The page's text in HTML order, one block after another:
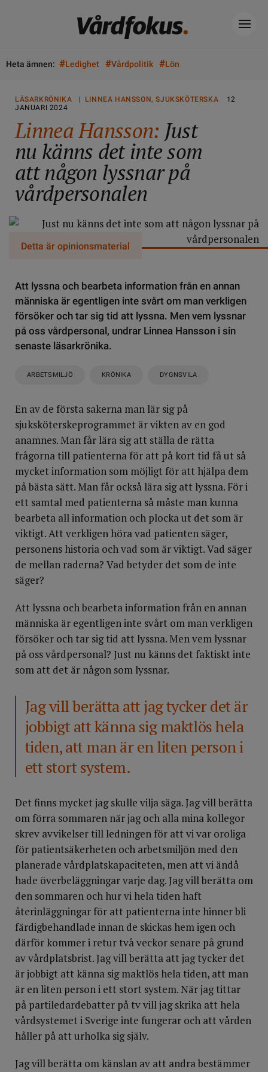
Heta ämnen: #Ledighet #Vårdpolitik #Lön
LÄSARKRÖNIKA | LINNEA HANSSON, SJUKSKÖTERSKA
12
JANUARI 2024
Linnea Hansson: Just
nu känns det inte som
att någon lyssnar på
vårdpersonalen
Detta är opinionsmaterial
Att lyssna och bearbeta information från en annan
människa är egentligen inte svårt om man verkligen
försöker och tar sig tid att lyssna. Men vem lyssnar
på oss vårdpersonal, undrar Linnea Hansson i sin
senaste läsarkrönika.
ARBETSMILJÖ KRÖNIKA DYGNSVILA
En av de första sakerna man lär sig på
sjuksköterskeprogrammet är vikten av en god
anamnes. Man får lära sig att ställa de rätta
frågorna till patienterna för att på kort tid få ut så
mycket information som möjligt för att hjälpa dem
på bästa sätt. Man får också lära sig att lyssna. För i
ett samtal med patienterna så måste man kunna
bearbeta all information och plocka ut det som är
viktigt. Att verkligen höra vad patienten säger,
personens historia och vad som är viktigt. Vad säger
de mellan raderna? Vad betyder det som de inte
säger?
Att lyssna och bearbeta information från en annan
människa är egentligen inte svårt om man verkligen
försöker och tar sig tid att lyssna. Men vem lyssnar
på oss vårdpersonal? Just nu känns det faktiskt inte
som att det är någon som lyssnar.
Jag vill berätta att jag tycker det är
jobbigt att känna sig maktlös hela
tiden, att man är en liten person i
ett stort system.
Det finns mycket jag skulle vilja säga. Jag vill berätta
om förra sommaren när jag och alla mina kollegor
skrev avvikelser till ledningen för att vi var oroliga
för patientsäkerheten och arbetsmiljön med den
planerade vårdplatskapaciteten, men att vi ändå
hade överbeläggningar varje dag. Jag vill berätta om
den sommaren och hur vi hela tiden haft
återinläggningar för att patienterna inte hinner bli
färdigbehandlade innan de skickas hem igen och
därför kommer i retur två veckor senare på grund
av vårdplatsbrist. Jag vill berätta att jag tycker det
är jobbigt att känna sig maktlös hela tiden, att man
är en liten person i ett stort system. När jag tittar
på partiledardebatter på tv vill jag skrika att hela
vårdsystemet i Sverige inte fungerar och att vården
håller på att urholka sig själv.
Jag vill berätta om känslan av att andra bestämmer